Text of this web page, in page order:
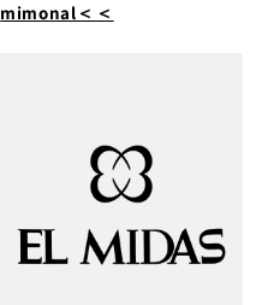
mimonal＜＜